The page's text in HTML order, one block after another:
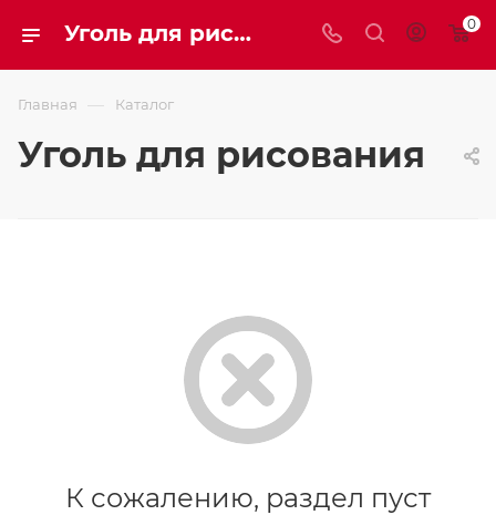
Уголь для рисования 0
Главная — Каталог
Уголь для рисования
К сожалению, раздел пуст